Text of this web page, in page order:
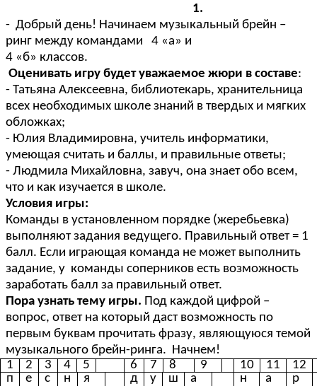
1.
- Добрый день! Начинаем музыкальный брейн –
ринг между командами 4 «а» и
4 «б» классов.
Оценивать игру будет уважаемое жюри в составе:
- Татьяна Алексеевна, библиотекарь, хранительница
всех необходимых школе знаний в твердых и мягких
обложках;
- Юлия Владимировна, учитель информатики,
умеющая считать и баллы, и правильные ответы;
- Людмила Михайловна, завуч, она знает обо всем,
что и как изучается в школе.
Условия игры:
Команды в установленном порядке (жеребьевка)
выполняют задания ведущего. Правильный ответ = 1
балл. Если играющая команда не может выполнить
задание, у команды соперников есть возможность
заработать балл за правильный ответ.
Пора узнать тему игры. Под каждой цифрой –
вопрос, ответ на который даст возможность по
первым буквам прочитать фразу, являющуюся темой
музыкального брейн-ринга. Начнем!
1
2 3 4 5 6 7 8 9 10 11
12
п
е с н
я
д у ш а н а р